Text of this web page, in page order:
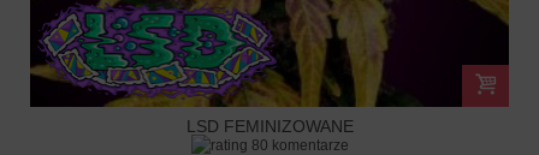
LSD FEMINIZOWANE
80 komentarze